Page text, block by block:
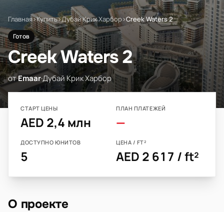
Главная›Купить›Дубай Крик Харбор›Creek Waters 2
Готов
Creek Waters 2
отEmaar·Дубай Крик Харбор
СТАРТ ЦЕНЫ
AED 2,4 млн
ПЛАН ПЛАТЕЖЕЙ
—
ДОСТУПНО ЮНИТОВ
5
ЦЕНА / FT²
AED 2 617 / ft²
О проекте